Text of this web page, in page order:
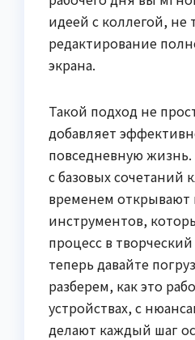
идеей с коллегой, не
редактирование
экрана.
Такой подход не
добавляет
повседневную
с базовых сочетаний
временем
инструментов,
процесс в
теперь давайте
разберем, как это
устройствах, с
делают каждый шаг